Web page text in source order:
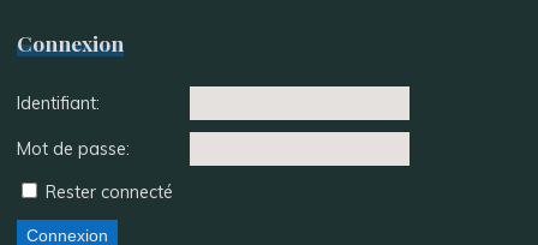
Connexion
Identifiant:
Mot de passe:
Rester connecté
Connexion